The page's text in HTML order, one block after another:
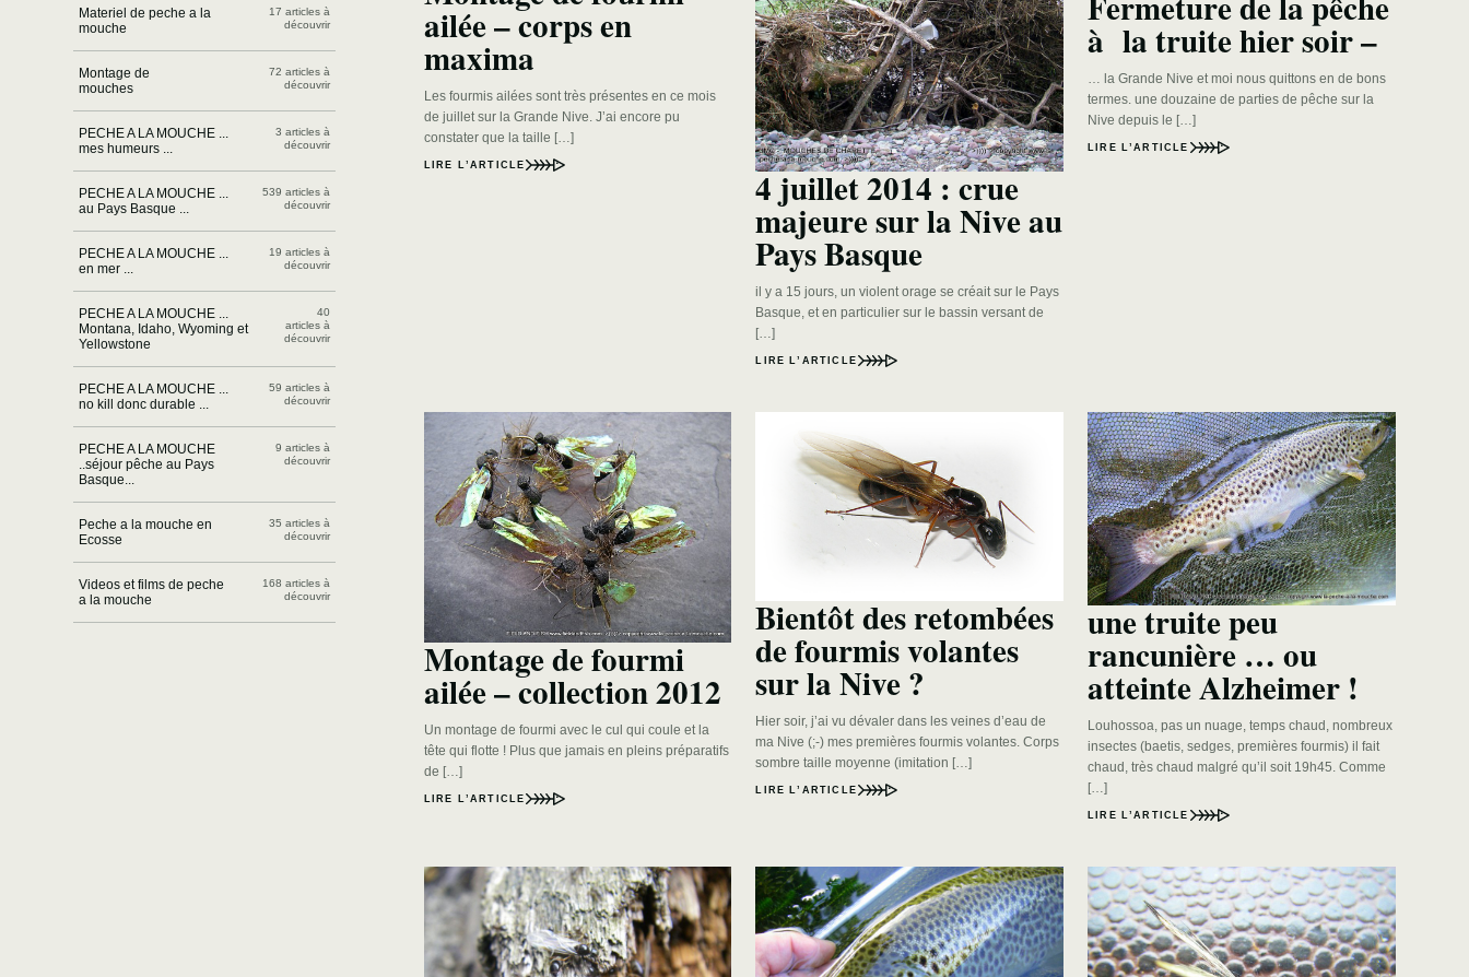
Materiel de peche a la
mouche
17 articles à
découvrir
Montage de
mouches
72 articles à
découvrir
PECHE A LA MOUCHE ...
mes humeurs ...
3 articles à
découvrir
PECHE A LA MOUCHE ...
au Pays Basque ...
539 articles à
découvrir
PECHE A LA MOUCHE ...
en mer ...
19 articles à
découvrir
PECHE A LA MOUCHE ...
Montana, Idaho, Wyoming et
Yellowstone
40
articles à
découvrir
PECHE A LA MOUCHE ...
no kill donc durable ...
59 articles à
découvrir
PECHE A LA MOUCHE
..séjour pêche au Pays
Basque...
9 articles à
découvrir
Peche a la mouche en
Ecosse
35 articles à
découvrir
Videos et films de peche
a la mouche
168 articles à
découvrir
ailée – corps en
maxima
Les fourmis ailées sont très présentes en ce mois
de juillet sur la Grande Nive. J’ai encore pu
constater que la taille […]
LIRE L’ARTICLE 4 juillet 2014 : crue
majeure sur la Nive au
Pays Basque
il y a 15 jours, un violent orage se créait sur le Pays
Basque, et en particulier sur le bassin versant de
[…]
LIRE L’ARTICLE
à la truite hier soir –
… la Grande Nive et moi nous quittons en de bons
termes. une douzaine de parties de pêche sur la
Nive depuis le […]
LIRE L’ARTICLE
Montage de fourmi
ailée – collection 2012
Un montage de fourmi avec le cul qui coule et la
tête qui flotte ! Plus que jamais en pleins préparatifs
de […]
LIRE L’ARTICLE
Bientôt des retombées
de fourmis volantes
sur la Nive ?
Hier soir, j’ai vu dévaler dans les veines d’eau de
ma Nive (;-) mes premières fourmis volantes. Corps
sombre taille moyenne (imitation […]
LIRE L’ARTICLE
une truite peu
rancunière … ou
atteinte Alzheimer !
Louhossoa, pas un nuage, temps chaud, nombreux
insectes (baetis, sedges, premières fourmis) il fait
chaud, très chaud malgré qu’il soit 19h45. Comme
[…]
LIRE L’ARTICLE